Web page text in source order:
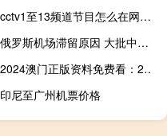
cctv1至13频道节目怎么在网络电视上看 央视新闻联播13频道
俄罗斯机场滞留原因 大批中国公民滞留俄罗斯
2024澳门正版资料免费看：2024今期开码结果开奖记录表-通俗的解释落实-3238.CC.188
印尼至广州机票价格